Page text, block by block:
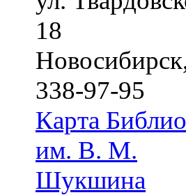
18
Новосибирск
338-97-95
Карта
им. В. М.
Шукшина